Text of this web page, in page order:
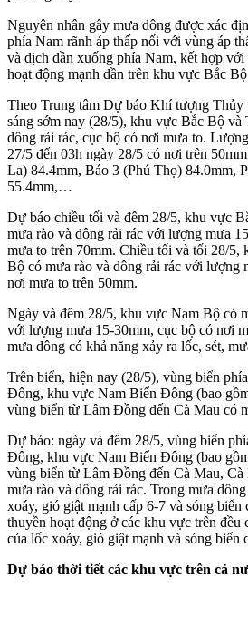
Nguyên nhân gây mưa dông được xác
phía Nam rãnh áp thấp nối với vùng áp
và dịch dần xuống phía Nam, kết hợp
hoạt động mạnh dần trên khu vực Bắc
Theo Trung tâm Dự báo Khí tượng Thủy
sáng sớm nay (28/5), khu vực Bắc Bộ và
dông rải rác, cục bộ có nơi mưa to.
27/5 đến 03h ngày 28/5 có nơi trên
La) 84.4mm, Báo 3 (Phú Thọ) 84.0mm,
55.4mm,…
Dự báo chiều tối và đêm 28/5, khu vực
mưa rào và dông rải rác với lượng mưa
mưa to trên 70mm. Chiều tối và tối 28/5,
Bộ có mưa rào và dông rải rác với lượng
nơi mưa to trên 50mm.
Ngày và đêm 28/5, khu vực Nam Bộ có
với lượng mưa 15-30mm, cục bộ có nơi
mưa dông có khả năng xảy ra lốc, sét,
Trên biển, hiện nay (28/5), vùng biển
Đông, khu vực Nam Biển Đông (bao
vùng biển từ Lâm Đồng đến Cà Mau có
Dự báo: ngày và đêm 28/5, vùng biển
Đông, khu vực Nam Biển Đông (bao
vùng biển từ Lâm Đồng đến Cà Mau,
mưa rào và dông rải rác. Trong mưa
xoáy, gió giật mạnh cấp 6-7 và sóng biển
thuyền hoạt động ở các khu vực trên đều
của lốc xoáy, gió giật mạnh và sóng biển
Dự báo thời tiết các khu vực trên cả